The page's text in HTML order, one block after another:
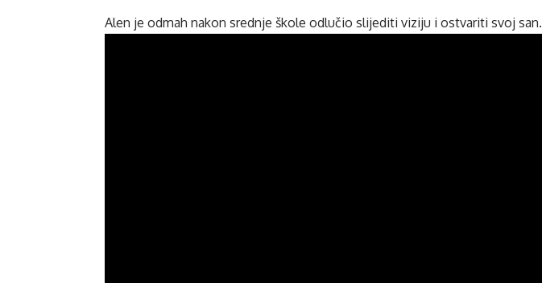
Alen je odmah nakon srednje škole odlučio slijediti viziju i ostvariti svoj san.